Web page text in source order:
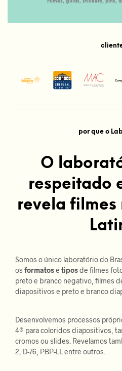
Filmes, guias, stickers, pins,
por que o
O
respeitado
revela filmes
Somos o único laboratório do
os formatose tiposde filmes
preto e branco negativo, filmes
diapositivos e preto e branco
Desenvolvemos processos
4® para coloridos diapositivos,
cromos ou slides. Revelamos
2, D-76, PBP-LL entre outros.